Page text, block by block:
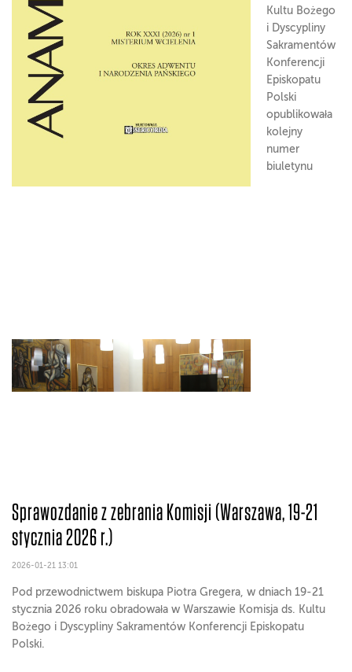
Kultu Bożego
i Dyscypliny
Sakramentów
Konferencji
Episkopatu
Polski
opublikowała
kolejny
numer
biuletynu
Sprawozdanie z zebrania Komisji (Warszawa, 19-21
stycznia 2026 r.)
2026-01-21 13:01
Pod przewodnictwem biskupa Piotra Gregera, w dniach 19-21
stycznia 2026 roku obradowała w Warszawie Komisja ds. Kultu
Bożego i Dyscypliny Sakramentów Konferencji Episkopatu
Polski.